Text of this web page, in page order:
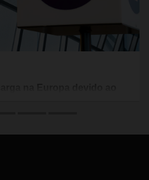
do documento PDF
as empresas de transporte